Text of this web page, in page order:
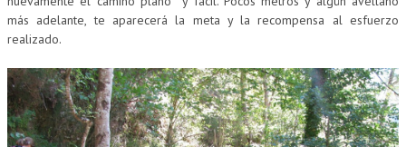
más adelante, te aparecerá la meta y la recompensa al esfuerzo
realizado.